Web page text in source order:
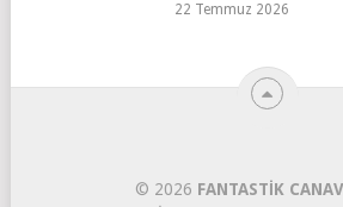
22 Temmuz 2026
© 2026 FANTASTIK